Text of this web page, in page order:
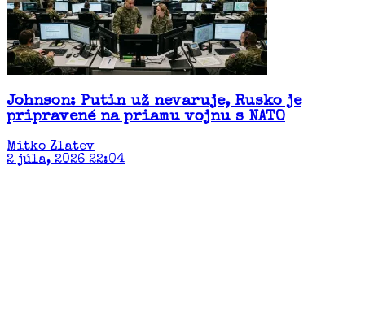
Johnson: Putin už nevaruje, Rusko je
pripravené na priamu vojnu s NATO
Mitko Zlatev
2 júla, 2026 22:04